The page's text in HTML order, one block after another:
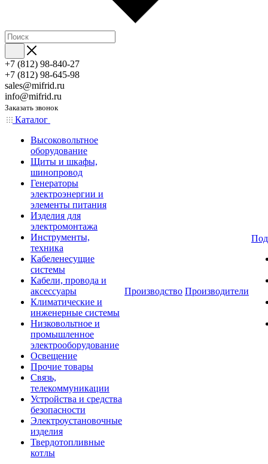
+7 (812) 98-840-27
+7 (812) 98-645-98
sales@mifrid.ru
info@mifrid.ru
Заказать звонок
Каталог
Высоковольтное
оборудование
Щиты и шкафы,
шинопровод
Генераторы
электроэнергии и
элементы питания
Изделия для
электромонтажа
Инструменты,
техника
Кабеленесущие
системы
Кабели, провода и
аксессуары
Климатические и
инженерные системы
Низковольтное и
промышленное
электрооборудование
Освещение
Прочие товары
Связь,
телекоммуникации
Устройства и средства
безопасности
Электроустановочные
изделия
Твердотопливные
котлы
Производство Производители